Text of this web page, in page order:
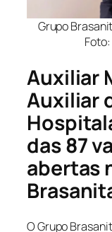
Grupo
Auxiliar
Auxiliar
das 87
abertas
O Grupo